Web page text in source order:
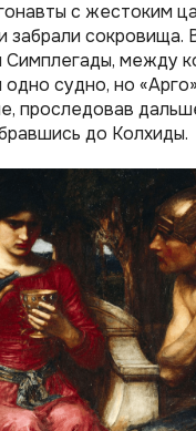
с жестоким
забрали сокровища.
Симплегады, между
одно судно, но
проследовав
до Колхиды.